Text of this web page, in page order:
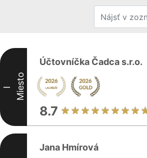
I Miesto
Účtovníčka Čadca s.r.o.
8.7
Jana Hmírová